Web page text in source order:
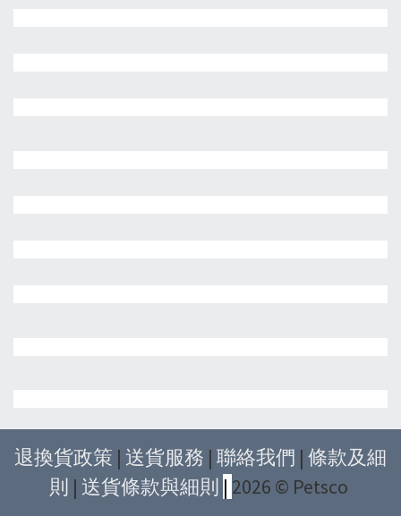
退換貨政策 | 送貨服務 | 聯絡我們 | 條款及細
則 | 送貨條款與細則 | 2026 © Petsco